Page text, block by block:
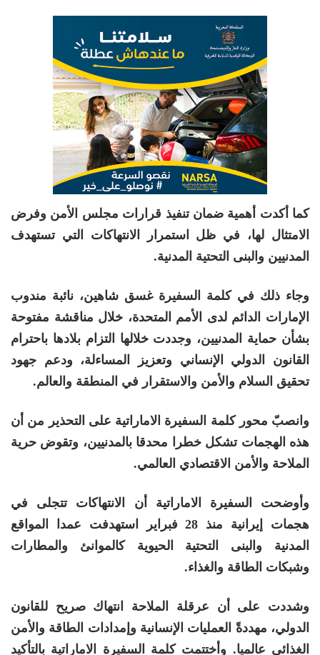
كما أكدت أهمية ضمان تنفيذ قرارات مجلس الأمن وفرض
الامتثال لها، في ظل استمرار الانتهاكات التي تستهدف
المدنيين والبنى التحتية المدنية.
وجاء ذلك في كلمة السفيرة غسق شاهين، نائبة مندوب
الإمارات الدائم لدى الأمم المتحدة، خلال مناقشة مفتوحة
بشأن حماية المدنيين، وجددت خلالها التزام بلادها باحترام
القانون الدولي الإنساني وتعزيز المساءلة، ودعم جهود
تحقيق السلام والأمن والاستقرار في المنطقة والعالم.
وانصبّ محور كلمة السفيرة الاماراتية على التحذير من أن
هذه الهجمات تشكل خطرا محدقا بالمدنيين، وتقوض حرية
الملاحة والأمن الاقتصادي العالمي.
وأوضحت السفيرة الاماراتية أن الانتهاكات تتجلى في
هجمات إيرانية منذ 28 فبراير استهدفت عمدا المواقع
المدنية والبنى التحتية الحيوية كالموانئ والمطارات
وشبكات الطاقة والغذاء.
وشددت على أن عرقلة الملاحة انتهاك صريح للقانون
الدولي، مهددةً العمليات الإنسانية وإمدادات الطاقة والأمن
الغذائي عالميا. وأختتمت كلمة السفيرة الاماراتية بالتأكيد